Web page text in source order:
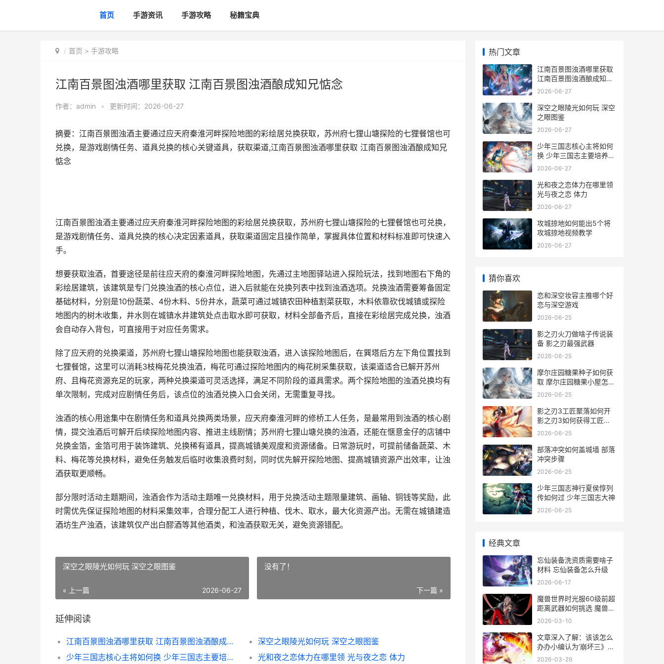
首页 手游资讯 手游攻略 秘籍宝典
首页 > 手游攻略
江南百景图浊酒哪里获取 江南百景图浊酒酿成知兄惦念
作者： admin • 更新时间：2026-06-27
摘要：江南百景图浊酒主要通过应天府秦淮河畔探险地图的彩绘居兑换获取，苏州府七狸山塘探险的七狸餐馆也可
兑换，是游戏剧情任务、道具兑换的核心关键道具，获取渠道,江南百景图浊酒哪里获取 江南百景图浊酒酿成知兄
惦念
江南百景图浊酒主要通过应天府秦淮河畔探险地图的彩绘居兑换获取，苏州府七狸山塘探险的七狸餐馆也可兑换，
是游戏剧情任务、道具兑换的核心决定因素道具，获取渠道固定且操作简单，掌握具体位置和材料标准即可快速入
手。
想要获取浊酒，首要途径是前往应天府的秦淮河畔探险地图，先通过主地图驿站进入探险玩法，找到地图右下角的
彩绘居建筑，该建筑是专门兑换浊酒的核心点位，进入后就能在兑换列表中找到浊酒选项。兑换浊酒需要筹备固定
基础材料，分别是10份蔬菜、4份木料、5份井水，蔬菜可通过城镇农田种植割菜获取，木料依靠砍伐城镇或探险
地图内的树木收集，井水则在城镇水井建筑处点击取水即可获取，材料全部备齐后，直接在彩绘居完成兑换，浊酒
会自动存入背包，可直接用于对应任务需求。
除了应天府的兑换渠道，苏州府七狸山塘探险地图也能获取浊酒，进入该探险地图后，在巽塔后方左下角位置找到
七狸餐馆，这里可以消耗3枝梅花兑换浊酒，梅花可通过探险地图内的梅花树采集获取，该渠道适合已解开苏州
府、且梅花资源充足的玩家，两种兑换渠道可灵活选择，满足不同阶段的道具需求。两个探险地图的浊酒兑换均有
单次限制，完成对应剧情任务后，该点位的浊酒兑换入口会关闭，无需重复寻找。
浊酒的核心用途集中在剧情任务和道具兑换两类场景，应天府秦淮河畔的修桥工人任务，是最常用到浊酒的核心剧
情，提交浊酒后可解开后续探险地图内容、推进主线剧情；苏州府七狸山塘兑换的浊酒，还能在惬意金仔的店铺中
兑换金箔，金箔可用于装饰建筑、兑换稀有道具，提高城镇美观度和资源储备。日常游玩时，可提前储备蔬菜、木
料、梅花等兑换材料，避免任务触发后临时收集浪费时刻，同时优先解开探险地图、提高城镇资源产出效率，让浊
酒获取更顺畅。
部分限时活动主题期间，浊酒会作为活动主题唯一兑换材料，用于兑换活动主题限量建筑、画轴、铜钱等奖励，此
时需优先保证探险地图的材料采集效率，合理分配工人进行种植、伐木、取水，最大化资源产出。无需在城镇建造
酒坊生产浊酒，该建筑仅产出白醪酒等其他酒类，和浊酒获取无关，避免资源错配。
深空之眼陵光如何玩 深空之眼图鉴
« 上一篇 2026-06-27
没有了！
下一篇 »
延伸阅读
江南百景图浊酒哪里获取 江南百景图浊酒酿成知兄惦念
深空之眼陵光如何玩 深空之眼图鉴
少年三国志核心主将如何换 少年三国志主要培养什么
光和夜之恋体力在哪里领 光与夜之恋 体力
热门文章
江南百景图浊酒哪里获取
江南百景图浊酒酿成知兄
惦念
2026-06-27
深空之眼陵光如何玩 深空
之眼图鉴
2026-06-27
少年三国志核心主将如何
换 少年三国志主要培养什
么
2026-06-27
光和夜之恋体力在哪里领
光与夜之恋 体力
2026-06-27
攻城掠地如何能出5个将
攻城掠地视频教学
2026-06-27
猜你喜欢
恋和深空妆容主推哪个好
恋与深空游戏
2026-06-25
影之刃火刀做啥子传说装
备 影之刃最强武器
2026-06-25
摩尔庄园糖果种子如何获
取 摩尔庄园糖果小屋怎么
获得
2026-06-25
影之刃3工匠聚落如何开
影之刃3如何获得工匠钥
匙
2026-06-25
部落冲突如何盖城墙 部落
冲突步骤
2026-06-25
少年三国志神行夏侯惇列
传如何过 少年三国志大神
2026-06-25
经典文章
忘仙装备洗资质需要啥子
材料 忘仙装备怎么升级
2026-06-17
魔兽世界时光服60级前超
距离武器如何挑选 魔兽世
界时光服官网入口
2026-03-10
文章深入了解：该该怎么
办办小编认为‘崩坏三》游
戏中修改角色名字？
2026-03-29